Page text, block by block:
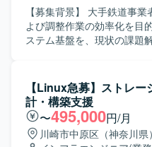
【募集背景】 大手鉄道事
よび調整作業の効率化を目
ステム基盤を、現状の課題
の設計・構築および各種テ
細設計フェーズでは、基本
して、既存フォーマットを
での設計書作成を行います
ト、結合テスト、総合テス
【Linux急募】ストレ
計・構築支援
〜495,000円/月
川崎市中原区（神奈川県）